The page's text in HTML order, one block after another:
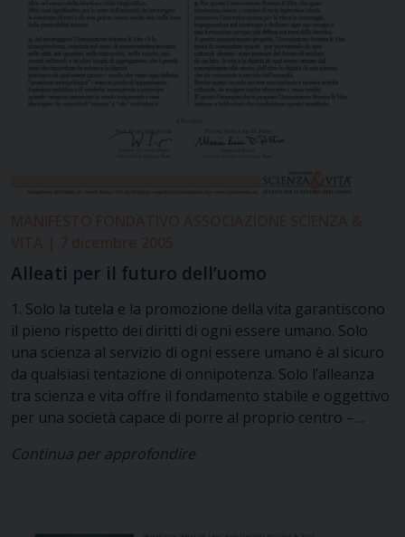
Alleati per il futuro dell’uomo
1. Solo la tutela e la promozione della vita garantiscono
il pieno rispetto dei diritti di ogni essere umano. Solo
una scienza al servizio di ogni essere umano è al sicuro
da qualsiasi tentazione di onnipotenza. Solo l’alleanza
tra scienza e vita offre il fondamento stabile e oggettivo
per una società capace di porre al proprio centro –
umano in tutte le fasi della sua esistenza, e in
Continua per approfondire